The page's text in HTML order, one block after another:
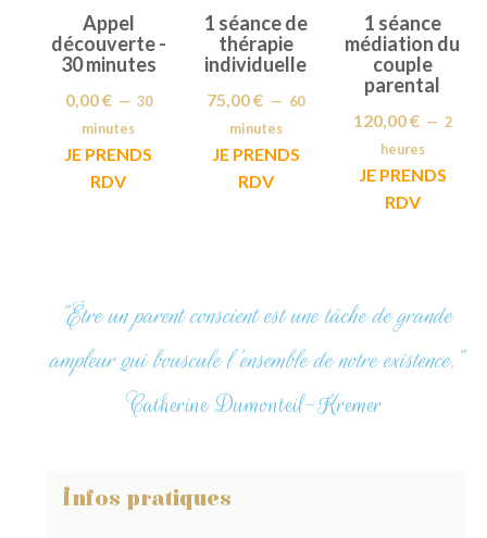
Appel
découverte -
30 minutes
0,00€
30
minutes
JE PRENDS
RDV
1 séance de
thérapie
individuelle
75,00€
60
minutes
JE PRENDS
RDV
1 séance
médiation du
couple
parental
120,00€
2
heures
JE PRENDS
RDV
"Être un parent conscient est une tâche de grande
ampleur qui bouscule l'ensemble de notre existence."
Catherine Dumonteil-Kremer
Infos pratiques